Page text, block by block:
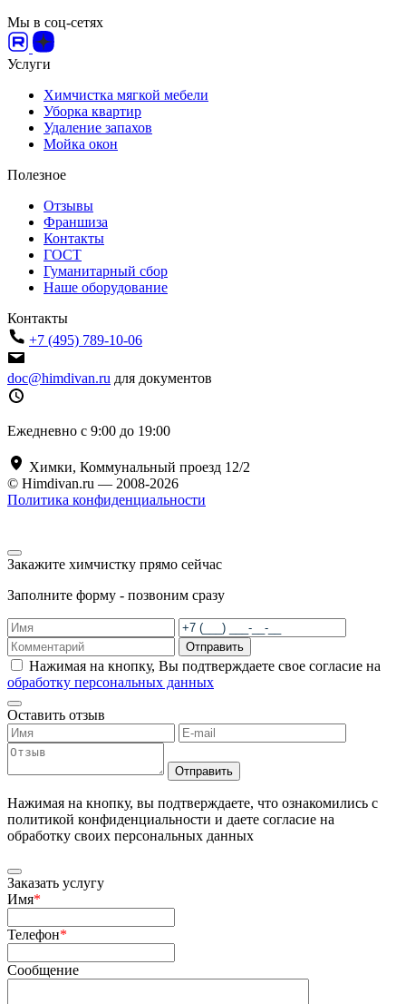
Мы в соц-сетях
Услуги
Химчистка мягкой мебели
Уборка квартир
Удаление запахов
Мойка окон
Полезное
Отзывы
Франшиза
Контакты
ГОСТ
Гуманитарный сбор
Наше оборудование
Контакты
+7 (495) 789-10-06
doc@himdivan.ru для документов
Ежедневно с 9:00 до 19:00
Химки, Коммунальный проезд 12/2
© Himdivan.ru — 2008-2026
Политика конфиденциальности
Закажите химчистку прямо сейчас
Заполните форму - позвоним сразу
Отправить
Нажимая на кнопку, Вы подтверждаете свое согласие на
обработку персональных данных
Оставить отзыв
Отправить
Нажимая на кнопку, вы подтверждаете, что ознакомились с
политикой конфиденциальности и даете согласие на
обработку своих персональных данных
Заказать услугу
Имя*
Телефон*
Сообщение